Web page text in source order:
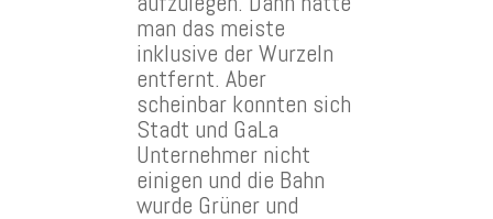
man das meiste
inklusive der Wurzeln
entfernt. Aber
scheinbar konnten sich
Stadt und GaLa
Unternehmer nicht
einigen und die Bahn
wurde Grüner und